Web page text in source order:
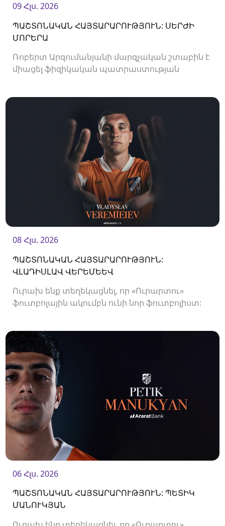
09 Հլս. 2026
ՊԱՇՏՈՆԱԿԱՆ ՀԱՅՏԱՐԱՐՈՒԹՅՈՒՆ: ՍԵՐԺԻ
ՄՈՐԵՐԱ
Ռոբերտ Արզումանյանի մարզչական շտաբին է
միացել ֆիզիկական պատրաստության
08 Հլս. 2026
ՊԱՇՏՈՆԱԿԱՆ ՀԱՅՏԱՐԱՐՈՒԹՅՈՒՆ:
ՎԼԱԴԻՍԼԱՎ ՎԵՐԵՄԵԵՎ
Ուրախ ենք տեղեկացնել, որ «Ուրարտու»
ֆուտբոլային ակումբն ունի նոր ֆուտբոլիստ:
06 Հլս. 2026
ՊԱՇՏՈՆԱԿԱՆ ՀԱՅՏԱՐԱՐՈՒԹՅՈՒՆ: ՊԵՏԻԿ
ՄԱՆՈՒԿՅԱՆ